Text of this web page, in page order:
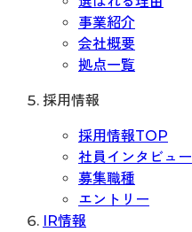
事業紹介
会社概要
拠点一覧
採用情報
採用情報TOP
社員インタビュー
募集職種
エントリー
IR情報